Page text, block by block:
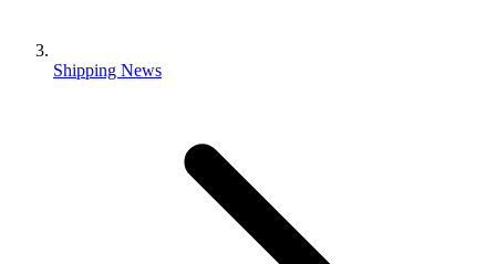
Shipping News